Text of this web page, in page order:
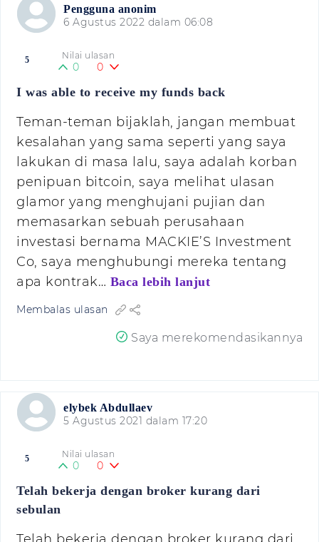
Pengguna anonim
6 Agustus 2022 dalam 06:08
5 Nilai ulasan
0 0
I was able to receive my funds back
Teman-teman bijaklah, jangan membuat
kesalahan yang sama seperti yang saya
lakukan di masa lalu, saya adalah korban
penipuan bitcoin, saya melihat ulasan
glamor yang menghujani pujian dan
memasarkan sebuah perusahaan
investasi bernama MACKIE’S Investment
Co, saya menghubungi mereka tentang
apa kontrak… Baca lebih lanjut
Membalas ulasan
Saya merekomendasikannya
elybek Abdullaev
5 Agustus 2021 dalam 17:20
5 Nilai ulasan
0 0
Telah bekerja dengan broker kurang dari
sebulan